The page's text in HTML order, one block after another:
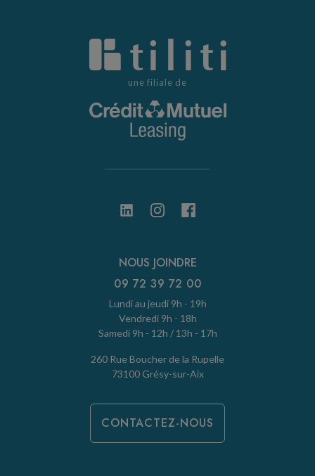
une filiale de
NOUS JOINDRE
09 72 39 72 00
Lundi au jeudi 9h - 19h
Vendredi 9h - 18h
Samedi 9h - 12h / 13h - 17h
260 Rue Boucher de la Rupelle
73100 Grésy-sur-Aix
CONTACTEZ-NOUS